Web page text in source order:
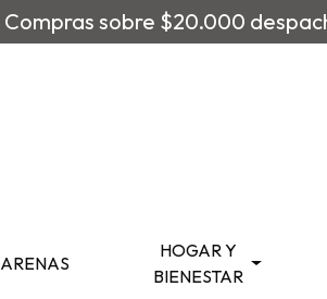
Compras sobre $20.000
ARENAS
HOGAR Y
BIENESTAR